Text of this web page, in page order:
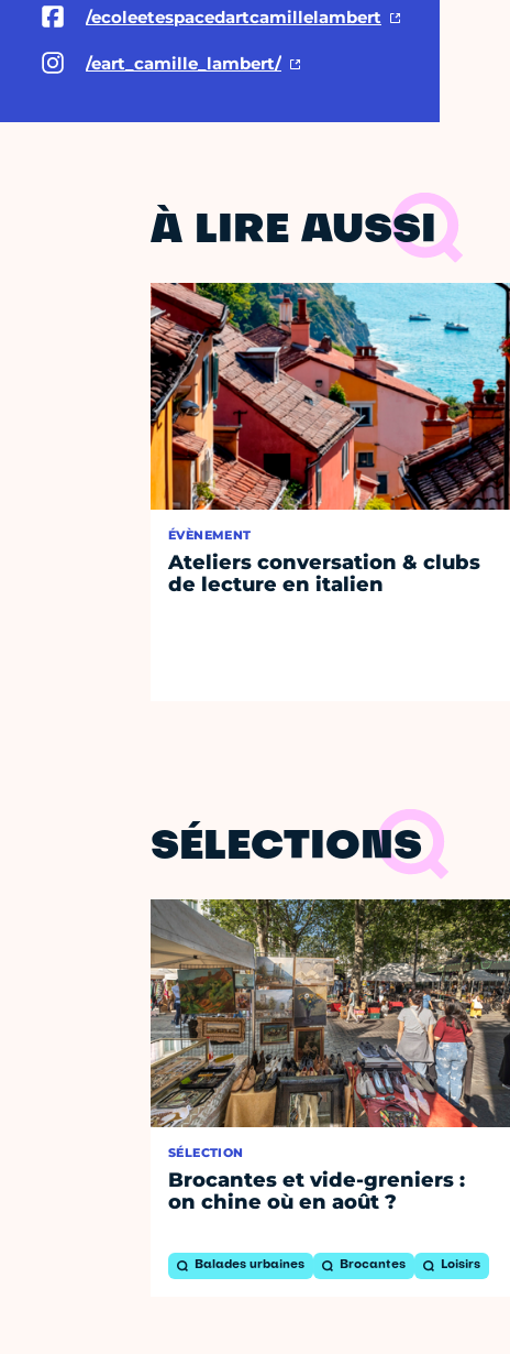
/ecoleetespacedartcamillelambert
/eart_camille_lambert/
À LIRE AUSSI
ÉVÈNEMENT
Ateliers conversation & clubs
de lecture en italien
SÉLECTIONS
SÉLECTION
Brocantes et vide-greniers :
on chine où en août ?
Balades urbaines Brocantes Loisirs